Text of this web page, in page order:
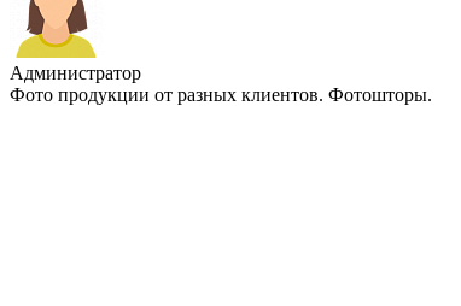
Администратор
Фото продукции от разных клиентов. Фотошторы.